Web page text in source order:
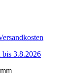
bis 3.8.2026